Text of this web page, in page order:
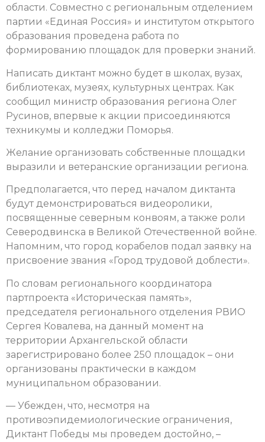
области. Совместно с региональным отделением
партии «Единая Россия» и институтом открытого
образования проведена работа по
формированию площадок для проверки знаний.
Написать диктант можно будет в школах, вузах,
библиотеках, музеях, культурных центрах. Как
сообщил министр образования региона Олег
Русинов, впервые к акции присоединяются
техникумы и колледжи Поморья.
Желание организовать собственные площадки
выразили и ветеранские организации региона.
Предполагается, что перед началом диктанта
будут демонстрироваться видеоролики,
посвященные северным конвоям, а также роли
Северодвинска в Великой Отечественной войне.
Напомним, что город корабелов подал заявку на
присвоение звания «Город трудовой доблести».
По словам регионального координатора
партпроекта «Историческая память»,
председателя регионального отделения РВИО
Сергея Ковалева, на данный момент на
территории Архангельской области
зарегистрировано более 250 площадок – они
организованы практически в каждом
муниципальном образовании.
— Убежден, что, несмотря на
противоэпидемиологические ограничения,
Диктант Победы мы проведем достойно, –